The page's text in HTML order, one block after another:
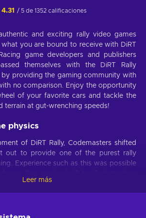
4.31 / 5 de 1352 calificaciones
and exciting rally video games
what you are bound to receive with DiRT
game developers and publishers
themselves with the DiRT Rally
by providing the gaming community with
no comparison. Enjoy the opportunity
of your favorite cars and tackle the
terrain at gut-wrenching speeds!
physics
of DiRT Rally, Codemasters shifted
out to provide one of the purest rally
Experience such as this was possible
Buy DiRT Rally Steam key and
game physics in the middle of the action!
Leer más